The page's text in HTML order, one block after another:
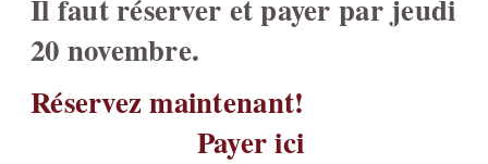
Il faut réserver et payer par jeudi
20 novembre.
Réservez maintenant!
Payer ici